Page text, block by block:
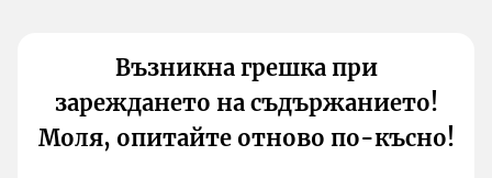
Възникна грешка при
зареждането на съдържанието!
Моля, опитайте отново по-късно!